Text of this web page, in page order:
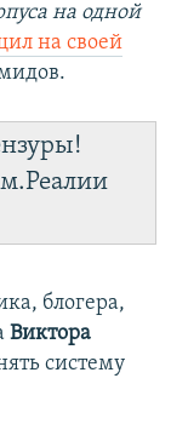
на одной
на своей
блогера,
Виктора
систему